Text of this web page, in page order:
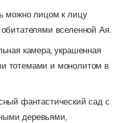
можно лицом к лицу
обитателями вселенной Ая.
камера, украшенная
тотемами и монолитом в
фантастический сад с
деревьями,